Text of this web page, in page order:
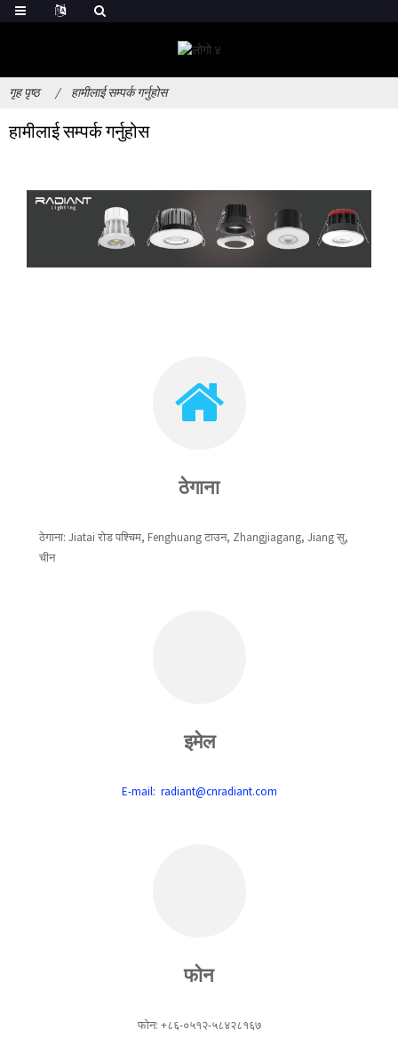
गृह पृष्ठ हामीलाई सम्पर्क गर्नुहोस
हामीलाई सम्पर्क गर्नुहोस
ठेगाना
ठेगाना: Jiatai रोड पश्चिम, Fenghuang टाउन, Zhangjiagang, Jiang सु,
चीन
इमेल
E-mail: radiant@cnradiant.com
फोन
फोन: +८६-०५१२-५८४२८१६७